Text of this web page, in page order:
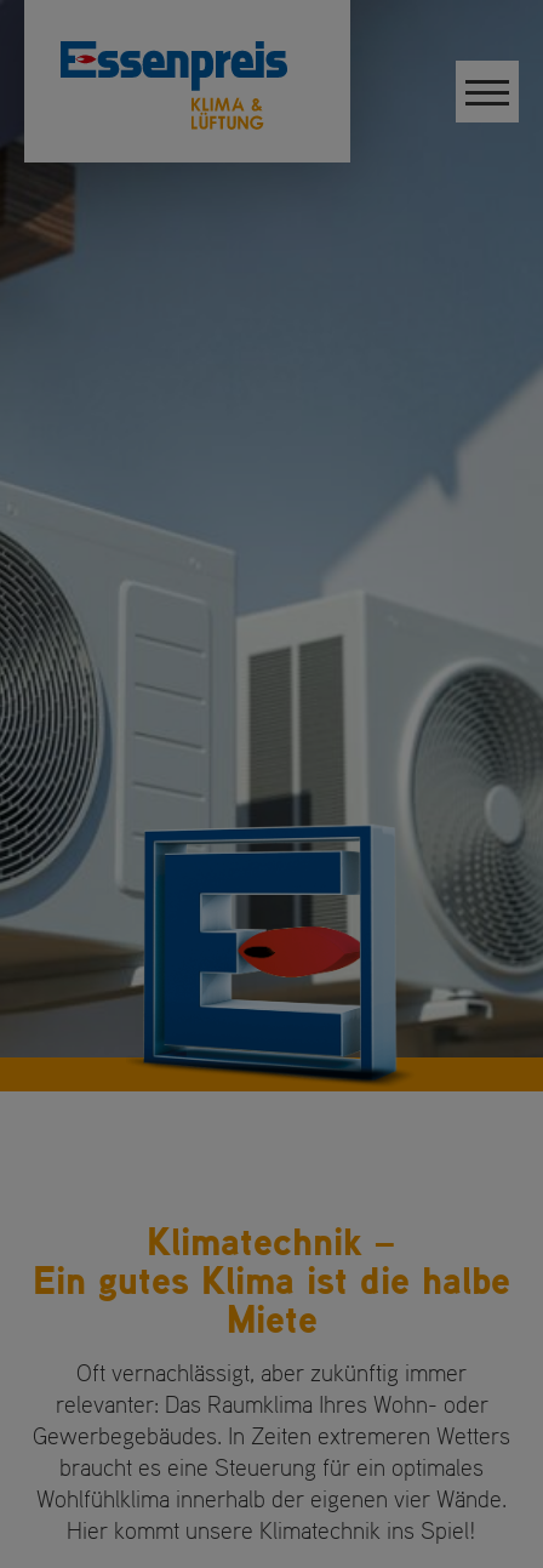
Klimatechnik –
Ein gutes Klima ist die halbe
Miete
Oft vernachlässigt, aber zukünftig immer
relevanter: Das Raumklima Ihres Wohn- oder
Gewerbegebäudes. In Zeiten extremeren Wetters
braucht es eine Steuerung für ein optimales
Wohlfühlklima innerhalb der eigenen vier Wände.
Hier kommt unsere Klimatechnik ins Spiel!